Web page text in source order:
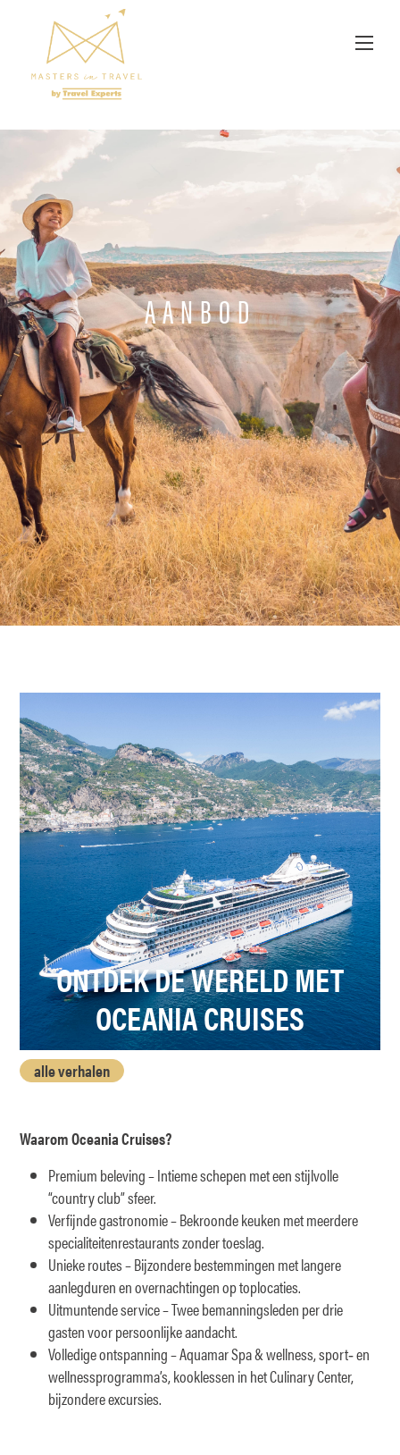
Overslaan en naar de inhoud gaan
AANBOD
ONTDEK DE WERELD MET
OCEANIA CRUISES
alle verhalen
Waarom Oceania Cruises?
Premium beleving – Intieme schepen met een stijlvolle
“country club” sfeer.
Verfijnde gastronomie – Bekroonde keuken met meerdere
specialiteitenrestaurants zonder toeslag.
Unieke routes – Bijzondere bestemmingen met langere
aanlegduren en overnachtingen op toplocaties.
Uitmuntende service – Twee bemanningsleden per drie
gasten voor persoonlijke aandacht.
Volledige ontspanning – Aquamar Spa & wellness, sport‑ en
wellnessprogramma’s, kooklessen in het Culinary Center,
bijzondere excursies.